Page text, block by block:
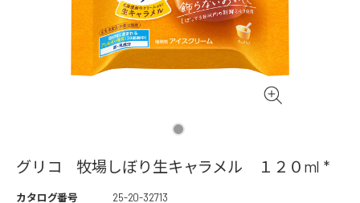
グリコ 牧場しぼり生キャラメル １２０ml *
カタログ番号
25-20-32713